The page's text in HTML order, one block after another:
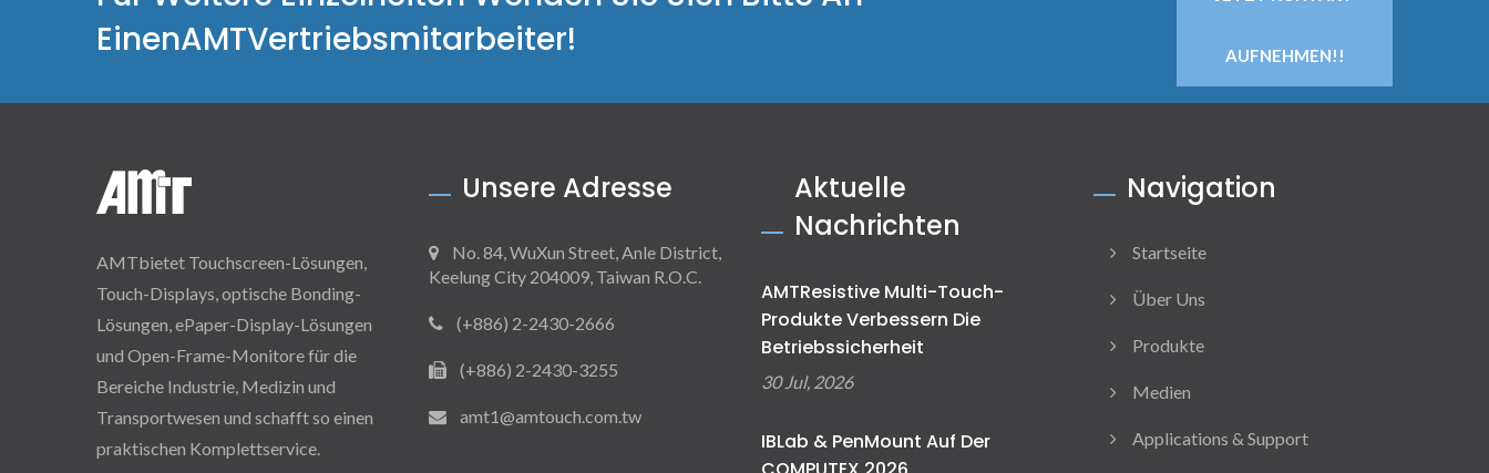
EinenAMTVertriebsmitarbeiter!
AUFNEHMEN!!
AMTbietet Touchscreen-Lösungen,
Touch-Displays, optische Bonding-
Lösungen, ePaper-Display-Lösungen
und Open-Frame-Monitore für die
Bereiche Industrie, Medizin und
Transportwesen und schafft so einen
praktischen Komplettservice.
Unsere Adresse
No. 84, WuXun Street, Anle District,
Keelung City 204009, Taiwan R.O.C.
(+886) 2-2430-2666
(+886) 2-2430-3255
amt1@amtouch.com.tw
Aktuelle
Nachrichten
AMTResistive Multi-Touch-
Produkte Verbessern Die
Betriebssicherheit
30 Jul, 2026
IBLab & PenMount Auf Der
Navigation
Startseite
Über Uns
Produkte
Medien
Applications & Support